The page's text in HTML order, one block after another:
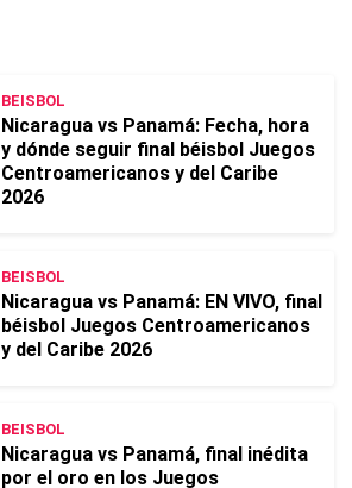
BEISBOL
Nicaragua vs Panamá: Fecha, hora
y dónde seguir final béisbol Juegos
Centroamericanos y del Caribe
2026
BEISBOL
Nicaragua vs Panamá: EN VIVO, final
béisbol Juegos Centroamericanos
y del Caribe 2026
BEISBOL
Nicaragua vs Panamá, final inédita
por el oro en los Juegos